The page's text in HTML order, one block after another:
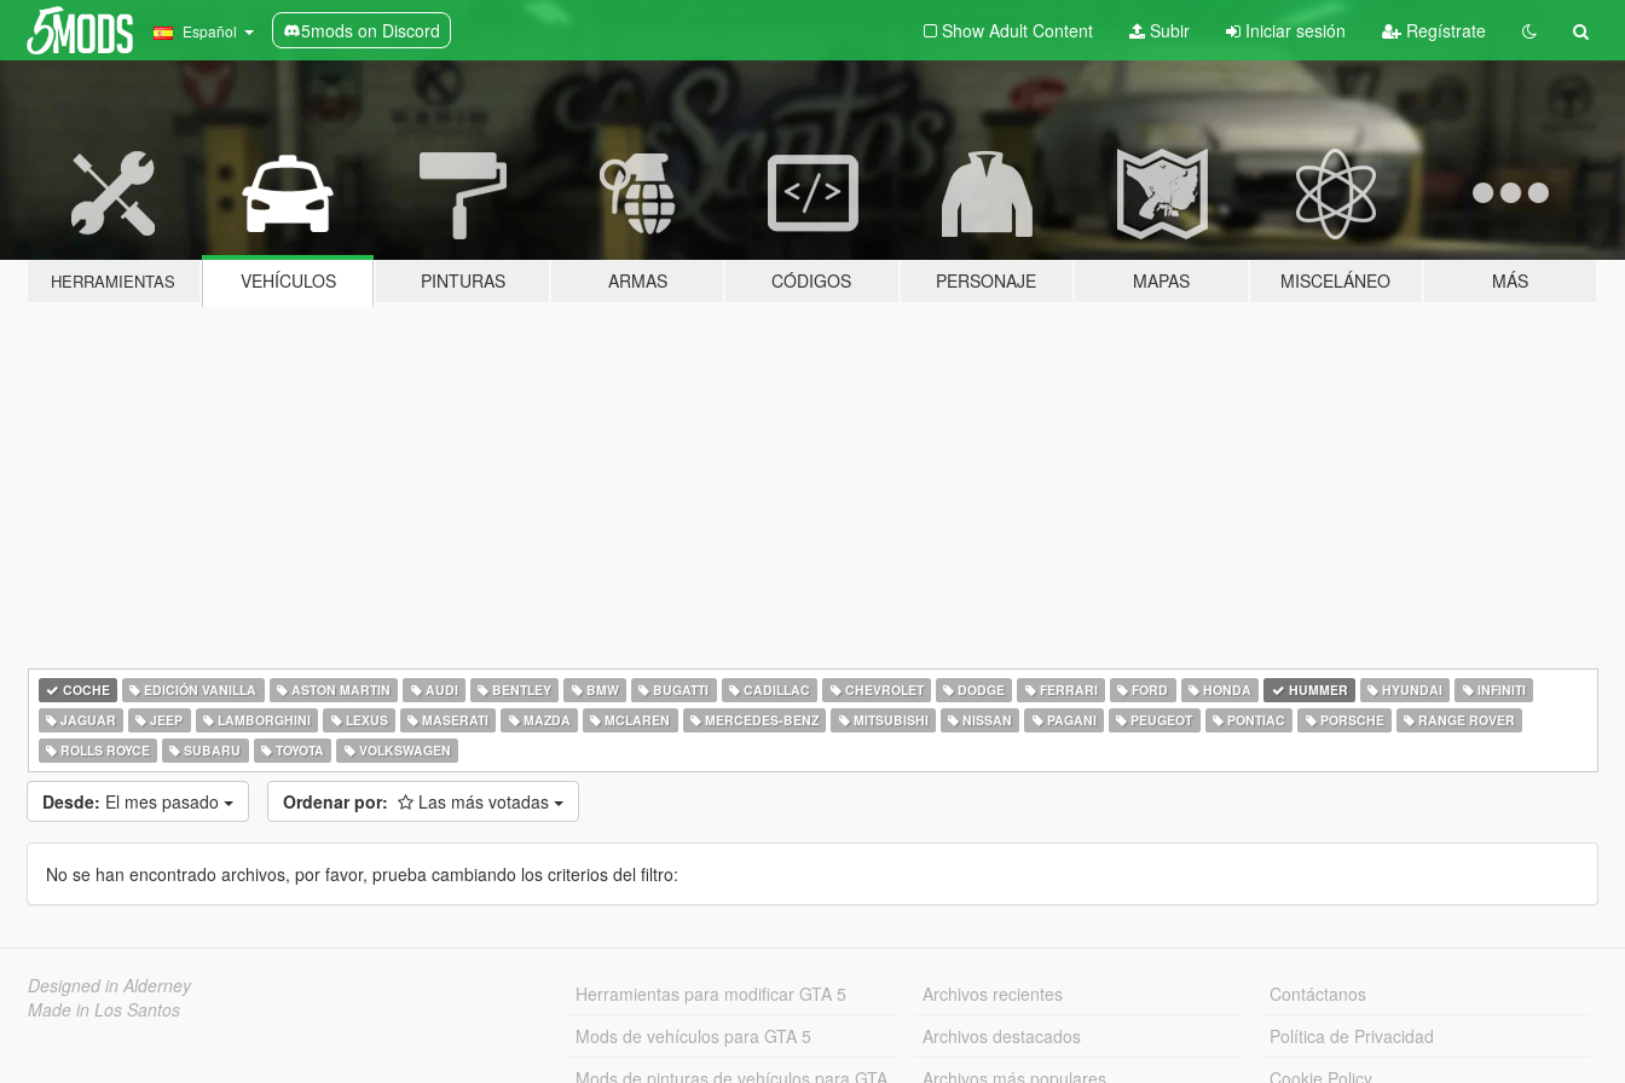
Español 5mods on Discord Show Adult Content Subir Iniciar sesión Regístrate
HERRAMIENTAS VEHÍCULOS PINTURAS ARMAS CÓDIGOS PERSONAJE MAPAS MISCELÁNEO MÁS
COCHE EDICIÓN VANILLA ASTON MARTIN AUDI BENTLEY BMW BUGATTI CADILLAC CHEVROLET DODGE FERRARI FORD HONDA HUMMER HYUNDAI
INFINITI
JAGUAR
JEEP LAMBORGHINI LEXUS MASERATI MAZDA MCLAREN MERCEDES-BENZ MITSUBISHI NISSAN PAGANI PEUGEOT PONTIAC PORSCHE
RANGE ROVER
ROLLS ROYCE
SUBARU TOYOTA VOLKSWAGEN
Desde: El mes pasado Ordenar por: Las más votadas
No se han encontrado archivos, por favor, prueba cambiando los criterios del filtro:
Designed in Alderney
Made in Los Santos
Herramientas para modificar GTA 5
Mods de vehículos para GTA 5
Mods de pinturas de vehículos para GTA
Archivos recientes
Archivos destacados
Archivos más populares
Contáctanos
Política de Privacidad
Cookie Policy